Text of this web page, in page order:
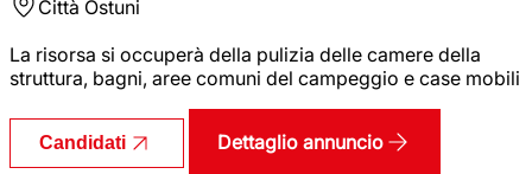
Città Ostuni
La risorsa si occuperà della pulizia delle camere della
struttura, bagni, aree comuni del campeggio e case mobili
Candidati Dettaglio annuncio